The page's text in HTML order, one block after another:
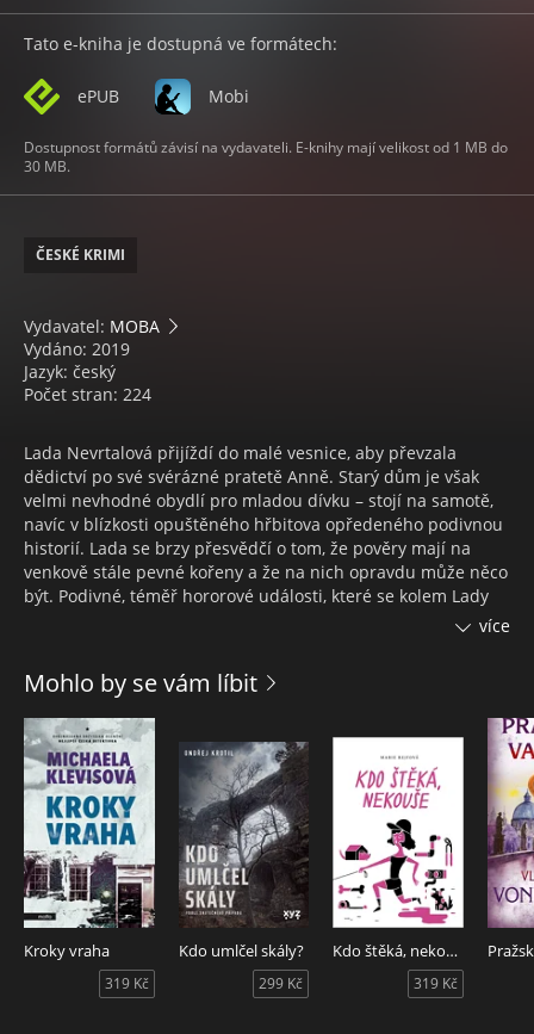
Tato e-kniha je dostupná ve formátech:
ePUB Mobi
Dostupnost formátů závisí na vydavateli. E-knihy mají velikost od 1 MB do
30 MB.
ČESKÉ KRIMI
Vydavatel: MOBA
Vydáno: 2019
Jazyk: český
Počet stran: 224
Lada Nevrtalová přijíždí do malé vesnice, aby převzala
dědictví po své svérázné pratetě Anně. Starý dům je však
velmi nevhodné obydlí pro mladou dívku – stojí na samotě,
navíc v blízkosti opuštěného hřbitova opředeného podivnou
historií. Lada se brzy přesvědčí o tom, že pověry mají na
venkově stále pevné kořeny a že na nich opravdu může něco
být. Podivné, téměř hororové události, které se kolem Lady
dějí, vyústí až ve vraždu a v ohrožení života se ocitá i ona
Výjimečný detektivní román plný strhujících zvratů od jedné
z nejlepších současných autorek a scenáristek.
více
Mohlo by se vám líbit
Kroky vraha
319 Kč
Kdo umlčel skály?
299 Kč
Kdo štěká, nekouše
319 Kč